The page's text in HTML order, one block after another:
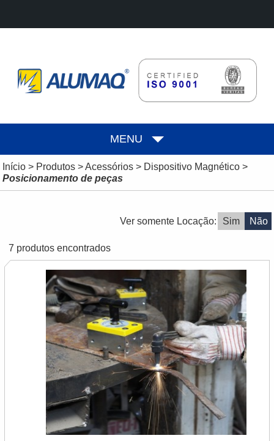
MENU
Início> Produtos>Acessórios> Dispositivo Magnético>
Posicionamento de peças
Ver somente Locação: Sim Não
7 produtos encontrados